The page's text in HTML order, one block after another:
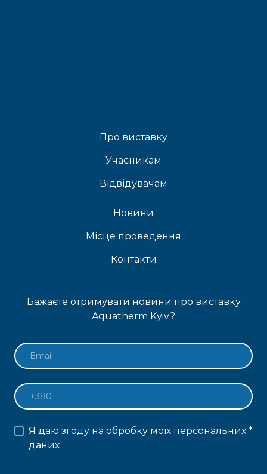
Про виставку
Учасникам
Відвідувачам
Новини
Місце проведення
Контакти
Бажаєте отримувати новини про виставку
Aquatherm Kyiv?
Я даю згоду на обробку моїх персональних
даних
*